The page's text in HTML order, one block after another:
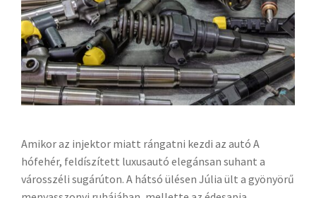
Amikor az injektor miatt rángatni kezdi az autó A
hófehér, feldíszített luxusautó elegánsan suhant a
városszéli sugárúton. A hátsó ülésen Júlia ült a gyönyörű